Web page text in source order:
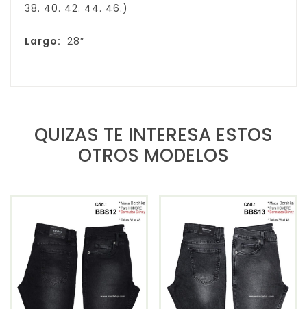
38. 40. 42. 44. 46.)
Largo: 28″
QUIZAS TE INTERESA ESTOS
OTROS MODELOS